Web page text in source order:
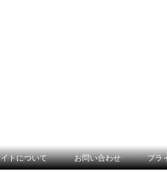
トについて お問い合わせ プラ